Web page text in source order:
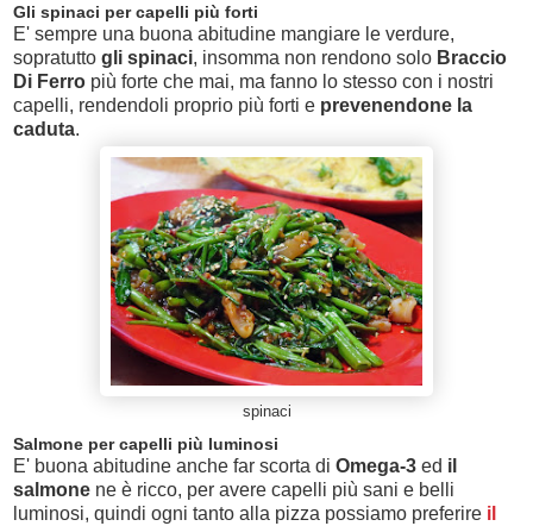
Gli spinaci per capelli più forti
E' sempre una buona abitudine mangiare le verdure,
sopratutto gli spinaci, insomma non rendono solo Braccio
Di Ferro più forte che mai, ma fanno lo stesso con i nostri
capelli, rendendoli proprio più forti e prevenendone la
caduta.
spinaci
Salmone per capelli più luminosi
E' buona abitudine anche far scorta di Omega-3 ed il
salmone ne è ricco, per avere capelli più sani e belli
luminosi, quindi ogni tanto alla pizza possiamo preferire il